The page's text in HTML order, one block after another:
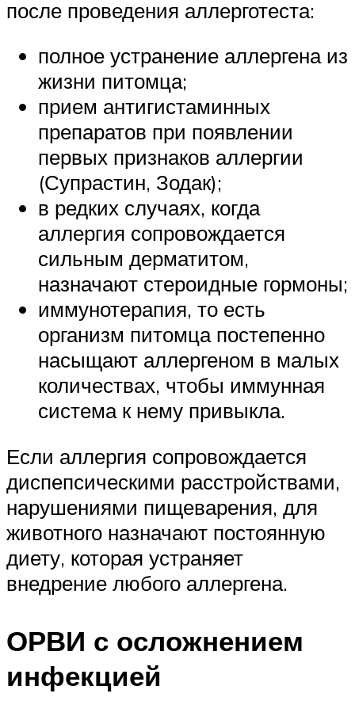
после проведения аллерготеста:
полное устранение аллергена из
жизни питомца;
прием антигистаминных
препаратов при появлении
первых признаков аллергии
(Супрастин, Зодак);
в редких случаях, когда
аллергия сопровождается
сильным дерматитом,
назначают стероидные гормоны;
иммунотерапия, то есть
организм питомца постепенно
насыщают аллергеном в малых
количествах, чтобы иммунная
система к нему привыкла.
Если аллергия сопровождается
диспепсическими расстройствами,
нарушениями пищеварения, для
животного назначают постоянную
диету, которая устраняет
внедрение любого аллергена.
ОРВИ с осложнением
инфекцией